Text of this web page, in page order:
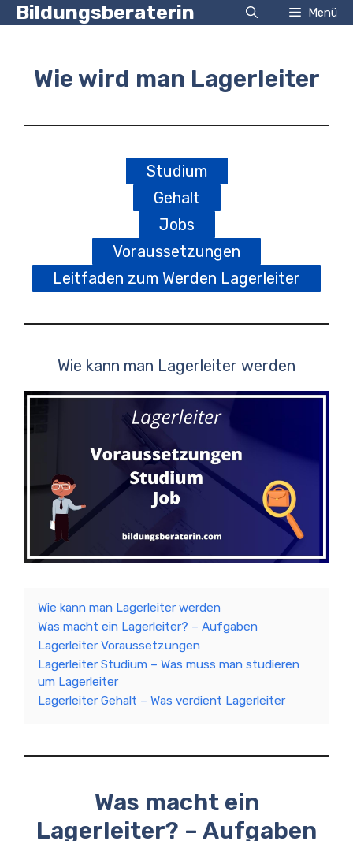
Zum
Inhalt
Bildungsberaterin Menü
Wie wird man Lagerleiter
Studium
Gehalt
Jobs
Voraussetzungen
Leitfaden zum Werden Lagerleiter
Wie kann man Lagerleiter werden
Wie kann man Lagerleiter werden
Was macht ein Lagerleiter? – Aufgaben
Lagerleiter Voraussetzungen
Lagerleiter Studium – Was muss man studieren
um Lagerleiter
Lagerleiter Gehalt – Was verdient Lagerleiter
Was macht ein
Lagerleiter? – Aufgaben